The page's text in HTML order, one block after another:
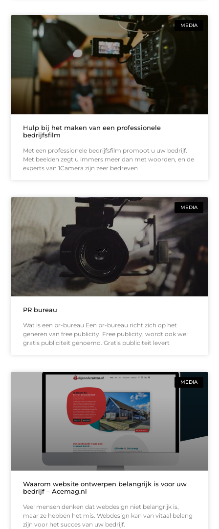
MEDIA
Hulp bij het maken van een professionele
bedrijfsfilm
Met een professionele bedrijfsfilm promoot u uw bedrijf.
Met beelden zegt u immers meer dan met woorden, en de
experts van 1Camera zijn zeer bedreven
MEDIA
PR bureau
Wat is een pr-bureau Een pr-bureau richt zich op het
generen van free publicity. Free publicity, wordt ook wel
gratis publiciteit genoemd. Gratis publiciteit levert
MEDIA
Waarom website ontwerpen belangrijk is voor uw
bedrijf – Acemag.nl
Veel mensen denken dat webdesign niet belangrijk is,
maar ze hebben het mis. Webdesign kan van vitaal belang
zijn voor het succes van uw bedrijf.